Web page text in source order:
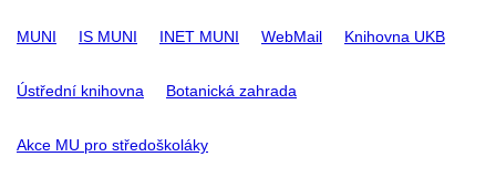
MUNI IS MUNI INET MUNI WebMail Knihovna UKB
Ústřední knihovna Botanická zahrada
Akce MU pro středoškoláky